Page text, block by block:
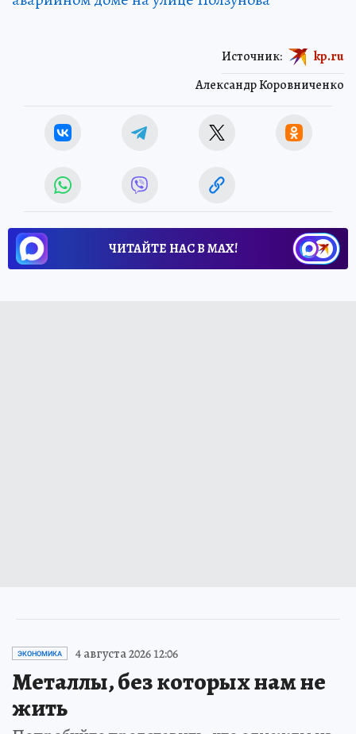
Александр Коровниченко
Источник: kp.ru
ЧИТАЙТЕ НАС В МАХ!
ЭКОНОМИКА 4 августа 2026 12:06
Металлы, без которых нам не
жить